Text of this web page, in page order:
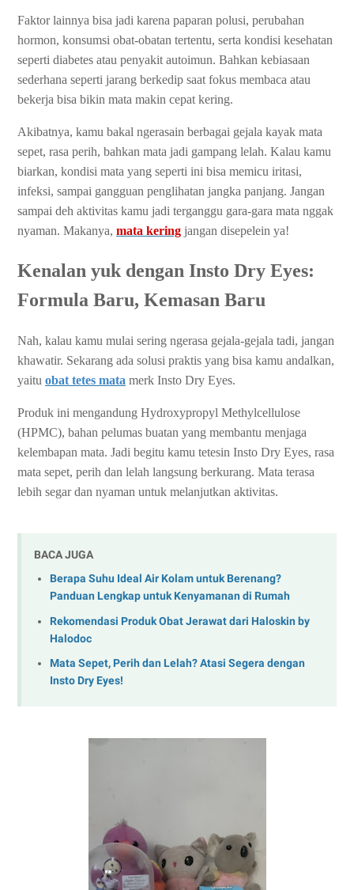
Faktor lainnya bisa jadi karena paparan polusi, perubahan
hormon, konsumsi obat-obatan tertentu, serta kondisi kesehatan
seperti diabetes atau penyakit autoimun. Bahkan kebiasaan
sederhana seperti jarang berkedip saat fokus membaca atau
bekerja bisa bikin mata makin cepat kering.
Akibatnya, kamu bakal ngerasain berbagai gejala kayak mata
sepet, rasa perih, bahkan mata jadi gampang lelah. Kalau kamu
biarkan, kondisi mata yang seperti ini bisa memicu iritasi,
infeksi, sampai gangguan penglihatan jangka panjang. Jangan
sampai deh aktivitas kamu jadi terganggu gara-gara mata nggak
nyaman. Makanya, mata kering jangan disepelein ya!
Kenalan yuk dengan Insto Dry Eyes:
Formula Baru, Kemasan Baru
Nah, kalau kamu mulai sering ngerasa gejala-gejala tadi, jangan
khawatir. Sekarang ada solusi praktis yang bisa kamu andalkan,
yaitu obat tetes mata merk Insto Dry Eyes.
Produk ini mengandung Hydroxypropyl Methylcellulose
(HPMC), bahan pelumas buatan yang membantu menjaga
kelembapan mata. Jadi begitu kamu tetesin Insto Dry Eyes, rasa
mata sepet, perih dan lelah langsung berkurang. Mata terasa
lebih segar dan nyaman untuk melanjutkan aktivitas.
BACA JUGA
Berapa Suhu Ideal Air Kolam untuk Berenang?
Panduan Lengkap untuk Kenyamanan di Rumah
Rekomendasi Produk Obat Jerawat dari Haloskin by
Halodoc
Mata Sepet, Perih dan Lelah? Atasi Segera dengan
Insto Dry Eyes!